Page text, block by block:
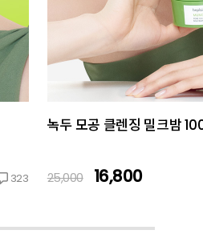
323
녹두 모공 클렌징 밀크밤
25,000 16,800